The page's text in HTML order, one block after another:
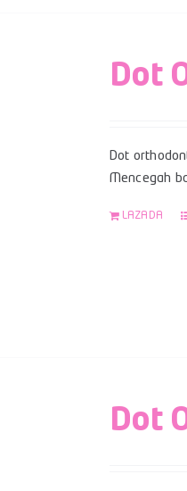
Dot
Dot
Mencegah
LAZADA
Dot